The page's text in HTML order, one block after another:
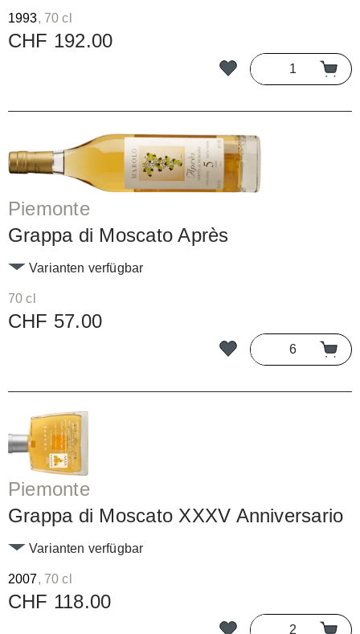
1993, 70 cl
CHF 192.00
Piemonte
Grappa di Moscato Après
70 cl
Varianten verfügbar
CHF 57.00
Piemonte
Grappa di Moscato XXXV Anniversario
2007, 70 cl
Varianten verfügbar
CHF 118.00